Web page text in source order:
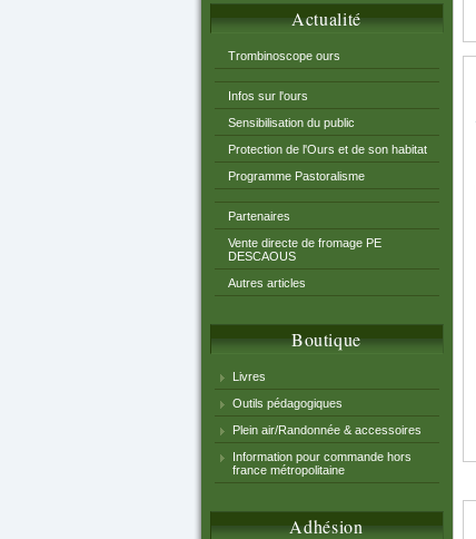
Actualité
Trombinoscope ours
Infos sur l'ours
Sensibilisation du public
Protection de l'Ours et de son habitat
Programme Pastoralisme
Partenaires
Vente directe de fromage PE
DESCAOUS
Autres articles
Boutique
Livres
Outils pédagogiques
Plein air/Randonnée & accessoires
Information pour commande hors
france métropolitaine
Adhésion